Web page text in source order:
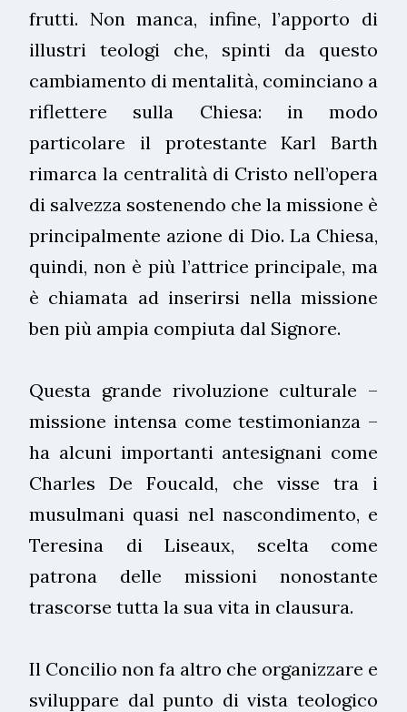
frutti. Non manca, infine, l’apporto di
illustri teologi che, spinti da questo
cambiamento di mentalità, cominciano a
riflettere sulla Chiesa: in modo
particolare il protestante Karl Barth
rimarca la centralità di Cristo nell’opera
di salvezza sostenendo che la missione è
principalmente azione di Dio. La Chiesa,
quindi, non è più l’attrice principale, ma
è chiamata ad inserirsi nella missione
ben più ampia compiuta dal Signore.
Questa grande rivoluzione culturale –
missione intensa come testimonianza –
ha alcuni importanti antesignani come
Charles De Foucald, che visse tra i
musulmani quasi nel nascondimento, e
Teresina di Liseaux, scelta come
patrona delle missioni nonostante
trascorse tutta la sua vita in clausura.
Il Concilio non fa altro che organizzare e
sviluppare dal punto di vista teologico